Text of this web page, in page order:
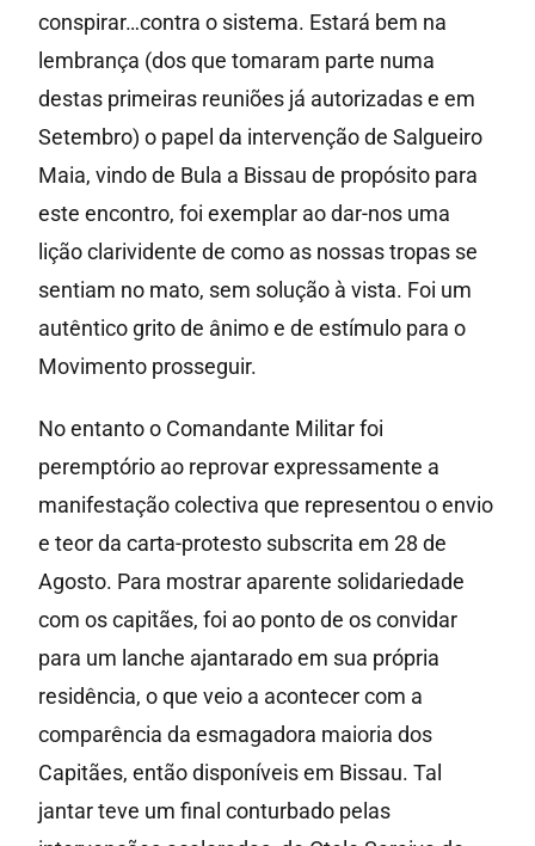
conspirar…contra o sistema. Estará bem na
lembrança (dos que tomaram parte numa
destas primeiras reuniões já autorizadas e em
Setembro) o papel da intervenção de Salgueiro
Maia, vindo de Bula a Bissau de propósito para
este encontro, foi exemplar ao dar-nos uma
lição clarividente de como as nossas tropas se
sentiam no mato, sem solução à vista. Foi um
autêntico grito de ânimo e de estímulo para o
Movimento prosseguir.
No entanto o Comandante Militar foi
peremptório ao reprovar expressamente a
manifestação colectiva que representou o envio
e teor da carta-protesto subscrita em 28 de
Agosto. Para mostrar aparente solidariedade
com os capitães, foi ao ponto de os convidar
para um lanche ajantarado em sua própria
residência, o que veio a acontecer com a
comparência da esmagadora maioria dos
Capitães, então disponíveis em Bissau. Tal
jantar teve um final conturbado pelas